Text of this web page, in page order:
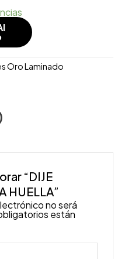
Oro Laminado
“DIJE
HUELLA”
no será
están